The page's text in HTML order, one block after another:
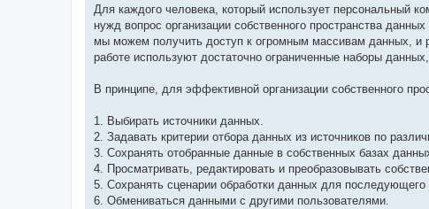
Для каждого человека, который использует персональный
нужд вопрос организации собственного пространства
мы можем получить доступ к огромным массивам данных, и
работе используют достаточно ограниченные наборы
В принципе, для эффективной организации собственного
1. Выбирать источники данных.
2. Задавать критерии отбора данных из источников по
3. Сохранять отобранные данные в собственных базах
4. Просматривать, редактировать и преобразовывать
5. Сохранять сценарии обработки данных для последующего
6. Обмениваться данными с другими пользователями.